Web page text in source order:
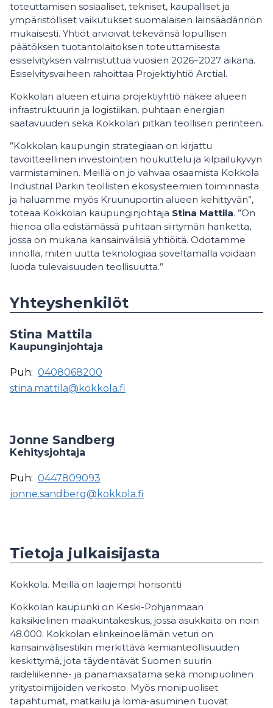
toteuttamisen sosiaaliset, tekniset, kaupalliset ja
ympäristölliset vaikutukset suomalaisen lainsäädännön
mukaisesti. Yhtiöt arvioivat tekevänsä lopullisen
päätöksen tuotantolaitoksen toteuttamisesta
esiselvityksen valmistuttua vuosien 2026–2027 aikana.
Esiselvitysvaiheen rahoittaa Projektiyhtiö Arctial.
Kokkolan alueen etuina projektiyhtiö näkee alueen
infrastruktuurin ja logistiikan, puhtaan energian
saatavuuden sekä Kokkolan pitkän teollisen perinteen.
”Kokkolan kaupungin strategiaan on kirjattu
tavoitteellinen investointien houkuttelu ja kilpailukyvyn
varmistaminen. Meillä on jo vahvaa osaamista Kokkola
Industrial Parkin teollisten ekosysteemien toiminnasta
ja haluamme myös Kruunuportin alueen kehittyvän”,
toteaa Kokkolan kaupunginjohtaja Stina Mattila. ”On
hienoa olla edistämässä puhtaan siirtymän hanketta,
jossa on mukana kansainvälisiä yhtiöitä. Odotamme
innolla, miten uutta teknologiaa soveltamalla voidaan
luoda tulevaisuuden teollisuutta.”
Yhteyshenkilöt
Stina Mattila
Kaupunginjohtaja
Puh: 0408068200
stina.mattila@kokkola.fi
Jonne Sandberg
Kehitysjohtaja
Puh: 0447809093
jonne.sandberg@kokkola.fi
Tietoja julkaisijasta
Kokkola. Meillä on laajempi horisontti
Kokkolan kaupunki on Keski-Pohjanmaan
kaksikielinen maakuntakeskus, jossa asukkaita on noin
48.000. Kokkolan elinkeinoelämän veturi on
kansainvälisestikin merkittävä kemianteollisuuden
keskittymä, jota täydentävät Suomen suurin
raideliikenne- ja panamaxsatama sekä monipuolinen
yritystoimijoiden verkosto. Myös monipuoliset
tapahtumat, matkailu ja loma-asuminen tuovat